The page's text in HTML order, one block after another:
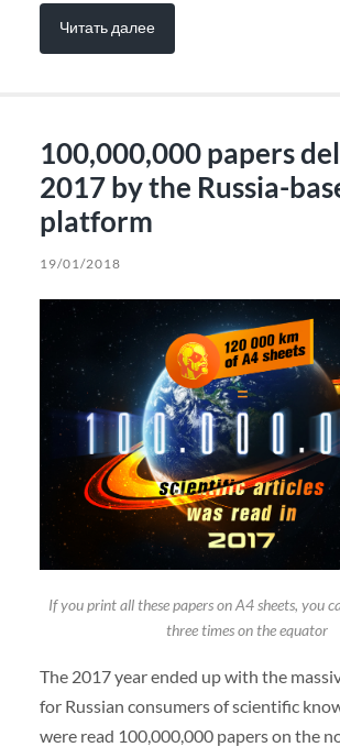
Читать далее
100,000,000 papers
2017 by the Russia-
platform
19/01/2018
If you print all these papers on A4 sheets, you
three times on the equator
The 2017 year ended up with the
for Russian consumers of scientific
were read 100,000,000 papers on the